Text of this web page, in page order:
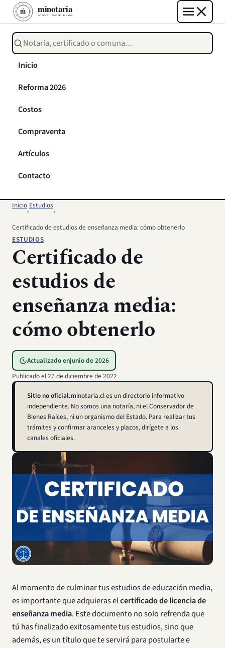
Buscar notarías, certificados o trámites
Inicio
Reforma 2026
Costos
Compraventa
Artículos
Contacto
Inicio
›
Estudios
›
Certificado de estudios de enseñanza media: cómo obtenerlo
ESTUDIOS
Certificado de
estudios de
enseñanza media:
cómo obtenerlo
Actualizado enjunio de 2026
Publicado el27 de diciembre de 2022
Sitio no oficial.minotaria.cl es un directorio informativo
independiente. No somos una notaría, ni el Conservador de
Bienes Raíces, ni un organismo del Estado. Para realizar tus
trámites y confirmar aranceles y plazos, dirígete a los
canales oficiales.
Al momento de culminar tus estudios de educación media,
es importante que adquieras elcertificado de licencia de
enseñanza media. Este documento no solo refrenda que
tú has finalizado exitosamente tus estudios, sino que
además, es un título que te servirá para postularte e